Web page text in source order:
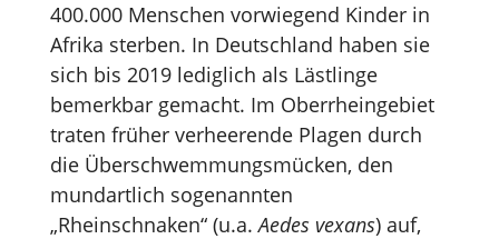
400.000 Menschen vorwiegend Kinder in
Afrika sterben. In Deutschland haben sie
sich bis 2019 lediglich als Lästlinge
bemerkbar gemacht. Im Oberrheingebiet
traten früher verheerende Plagen durch
die Überschwemmungsmücken, den
mundartlich sogenannten
„Rheinschnaken“ (u.a.Aedes vexans) auf,